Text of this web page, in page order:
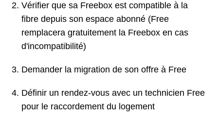
Vérifier que sa Freebox est compatible à la
fibre depuis son espace abonné (Free
remplacera gratuitement la Freebox en cas
d'incompatibilité)
Demander la migration de son offre à Free
Définir un rendez-vous avec un technicien Free
pour le raccordement du logement